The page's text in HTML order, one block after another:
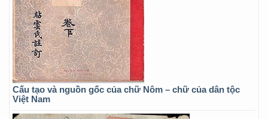
Cấu tạo và nguồn gốc của chữ Nôm – chữ của dân tộc
Việt Nam